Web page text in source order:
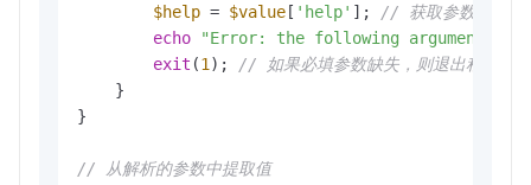
$help = $value [ 'help' ];
// 获取参数的帮助
echo
"Error: the following arguments
exit (1 );
// 如果必填参数缺失，则退出程序
    }
}
// 从解析的参数中提取值